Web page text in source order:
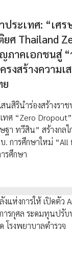
ประเทศ: “เศ
ยศ Thailand
ภาคเอกชนสู่ “
รงสร้างความเ
ย
นสิรินำร่องสร้างราช
ทศ “Zero
า ทวีสิน” สร้างกล
. การศึกษาใหม่ “All
รศึกษา